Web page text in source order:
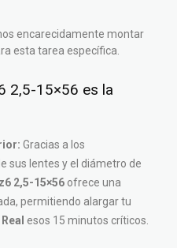
encarecidamente montar
esta tarea específica.
2,5-15×56 es la
Gracias a los
sus lentes y el diámetro de
2,5-15×56 ofrece una
permitiendo alargar tu
esos 15 minutos críticos.